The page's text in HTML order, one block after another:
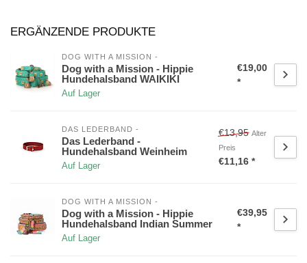
ERGÄNZENDE PRODUKTE
DOG WITH A MISSION -
Dog with a Mission - Hippie
Hundehalsband WAIKIKI
Auf Lager
€19,00
*
DAS LEDERBAND -
Das Lederband -
Hundehalsband Weinheim
Auf Lager
€13,95 Alter
Preis
€11,16 *
DOG WITH A MISSION -
Dog with a Mission - Hippie
Hundehalsband Indian Summer
Auf Lager
€39,95
*